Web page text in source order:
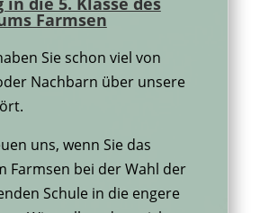
Farmsen
Sie schon viel von
Nachbarn über unsere
uns, wenn Sie das
Farmsen bei der Wahl der
Schule in die engere